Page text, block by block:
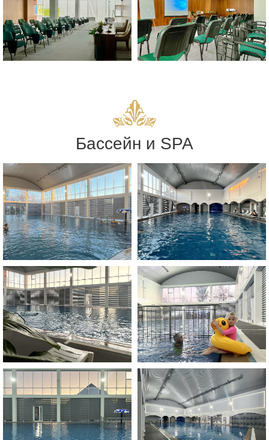
Бассейн и SPA